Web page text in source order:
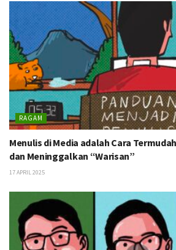
RAGAM
Menulis di Media adalah Cara
dan Meninggalkan “Warisan”
17 APRIL 2025